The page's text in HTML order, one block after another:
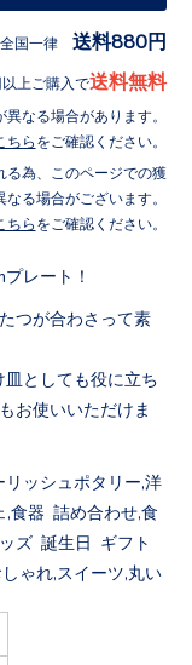
全国一律 送料880円
上ご購入で送料無料
なる場合があります。
ちら をご確認ください。
る為、このページでの獲
なる場合がございます。
ちら をご確認ください。
レート！
つが合わさって素
としても役に立ち
お使いいただけま
ッシュポタリー,洋
,食器 詰め合わせ,食
ズ 誕生日 ギフト
ゃれ,スイーツ,丸い